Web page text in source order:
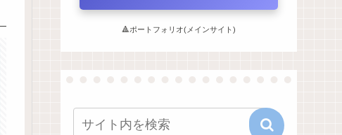
🔺ポートフォリオ(メインサイト)